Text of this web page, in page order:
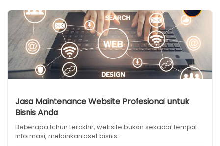
Jasa Maintenance Website Profesional untuk
Bisnis Anda
Beberapa tahun terakhir, website bukan sekadar tempat
informasi, melainkan aset bisnis...